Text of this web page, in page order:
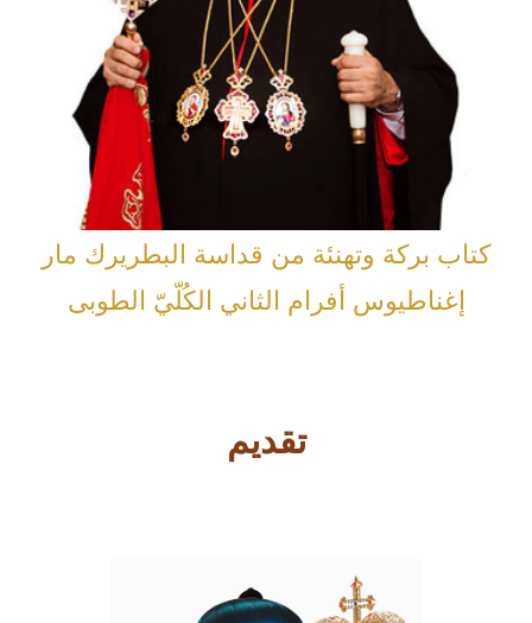
كتاب بركة وتهنئة من قداسة البطريرك مار
إغناطيوس أفرام الثاني الكُلّيّ الطوبى
تقديم